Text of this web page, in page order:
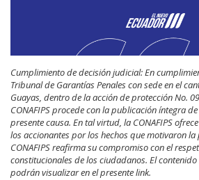
Cumplimiento de decisión judicial: En
Tribunal de Garantías Penales con sede en el
Guayas, dentro de la acción de protección No.
CONAFIPS procede con la publicación íntegra
presente causa. En tal virtud, la CONAFIPS
los accionantes por los hechos que motivaron la
CONAFIPS reafirma su compromiso con el
constitucionales de los ciudadanos. El
podrán visualizar en el presente link.